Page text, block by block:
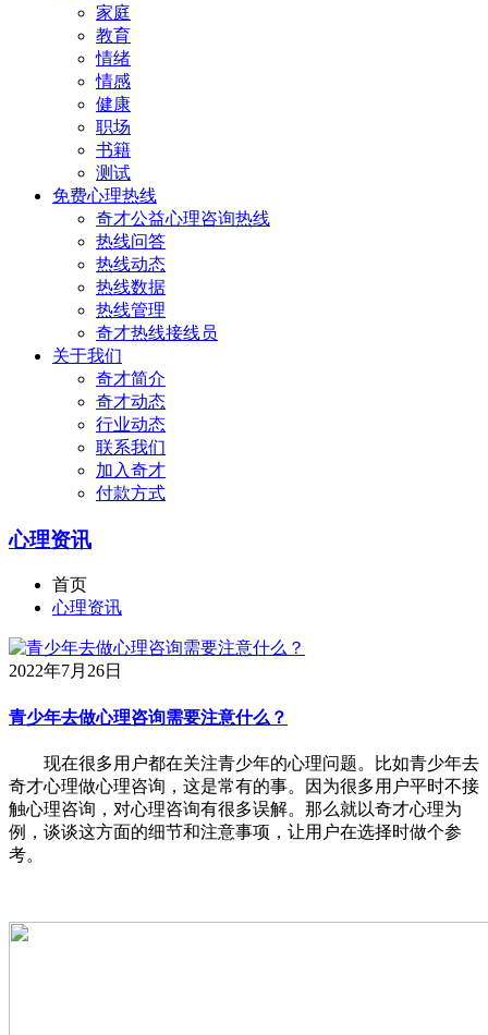
家庭
教育
情绪
情感
健康
职场
书籍
测试
免费心理热线
奇才公益心理咨询热线
热线问答
热线动态
热线数据
热线管理
奇才热线接线员
关于我们
奇才简介
奇才动态
行业动态
联系我们
加入奇才
付款方式
心理资讯
首页
心理资讯
2022年7月26日
青少年去做心理咨询需要注意什么？
现在很多用户都在关注青少年的心理问题。比如青少年去
奇才心理做心理咨询，这是常有的事。因为很多用户平时不接
触心理咨询，对心理咨询有很多误解。那么就以奇才心理为
例，谈谈这方面的细节和注意事项，让用户在选择时做个参
考。